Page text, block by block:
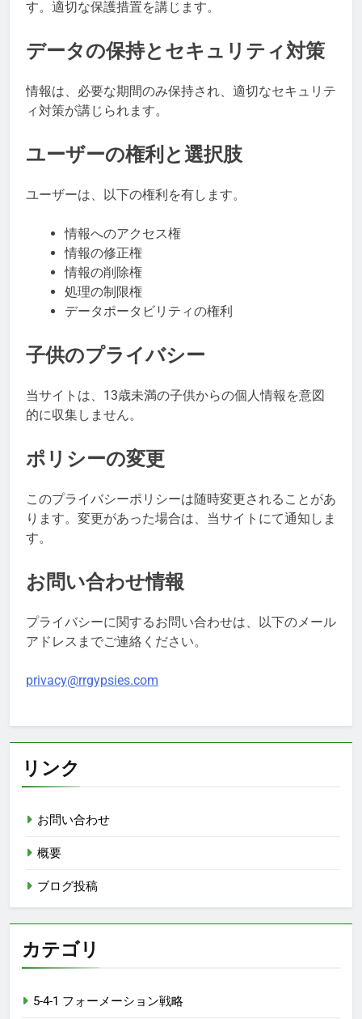
す。適切な保護措置を講じます。
データの保持とセキュリティ対策
情報は、必要な期間のみ保持され、適切なセキュリテ
ィ対策が講じられます。
ユーザーの権利と選択肢
ユーザーは、以下の権利を有します。
情報へのアクセス権
情報の修正権
情報の削除権
処理の制限権
データポータビリティの権利
子供のプライバシー
当サイトは、13歳未満の子供からの個人情報を意図
的に収集しません。
ポリシーの変更
このプライバシーポリシーは随時変更されることがあ
ります。変更があった場合は、当サイトにて通知しま
す。
お問い合わせ情報
プライバシーに関するお問い合わせは、以下のメール
アドレスまでご連絡ください。
privacy@rrgypsies.com
リンク
お問い合わせ
概要
ブログ投稿
カテゴリ
5-4-1 フォーメーション戦略